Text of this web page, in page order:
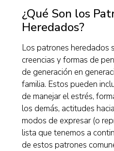
¿Qué Son los
Heredados?
Los patrones heredados
creencias y formas de
de generación en
familia. Estos pueden
de manejar el estrés,
los demás, actitudes
modos de expresar (o
lista que tenemos a
de estos patrones